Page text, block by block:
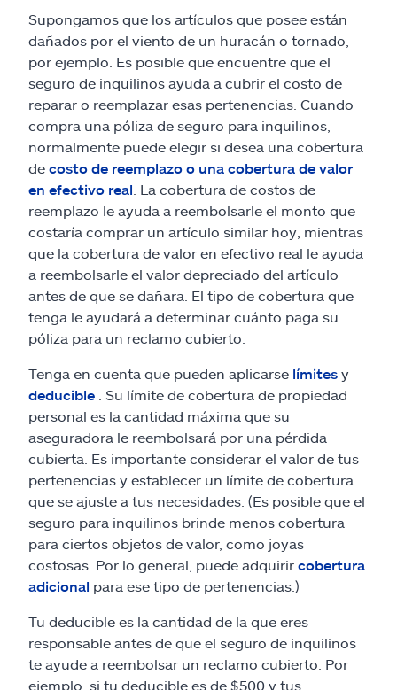
Supongamos que los artículos que posee están
dañados por el viento de un huracán o tornado,
por ejemplo. Es posible que encuentre que el
seguro de inquilinos ayuda a cubrir el costo de
reparar o reemplazar esas pertenencias. Cuando
compra una póliza de seguro para inquilinos,
normalmente puede elegir si desea una cobertura
de costo de reemplazo o una cobertura de valor
en efectivo real . La cobertura de costos de
reemplazo le ayuda a reembolsarle el monto que
costaría comprar un artículo similar hoy, mientras
que la cobertura de valor en efectivo real le ayuda
a reembolsarle el valor depreciado del artículo
antes de que se dañara. El tipo de cobertura que
tenga le ayudará a determinar cuánto paga su
póliza para un reclamo cubierto.
Tenga en cuenta que pueden aplicarse límites y
deducible . Su límite de cobertura de propiedad
personal es la cantidad máxima que su
aseguradora le reembolsará por una pérdida
cubierta. Es importante considerar el valor de tus
pertenencias y establecer un límite de cobertura
que se ajuste a tus necesidades. (Es posible que el
seguro para inquilinos brinde menos cobertura
para ciertos objetos de valor, como joyas
costosas. Por lo general, puede adquirir cobertura
adicional para ese tipo de pertenencias.)
Tu deducible es la cantidad de la que eres
responsable antes de que el seguro de inquilinos
te ayude a reembolsar un reclamo cubierto. Por
ejemplo, si tu deducible es de $500 y tus